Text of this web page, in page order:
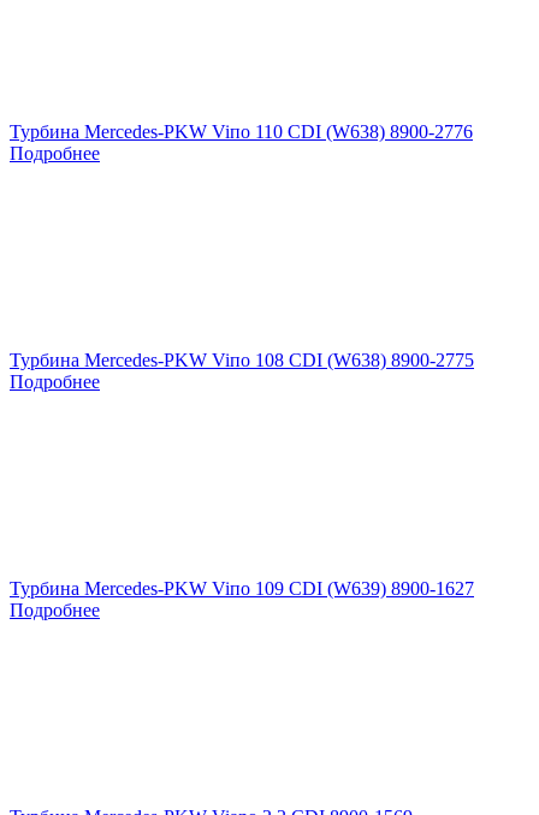
Турбина Mercedes-PKW Viпо 110 CDI (W638) 8900-2776
Подробнее
Турбина Mercedes-PKW Viпо 108 CDI (W638) 8900-2775
Подробнее
Турбина Mercedes-PKW Viпо 109 CDI (W639) 8900-1627
Подробнее